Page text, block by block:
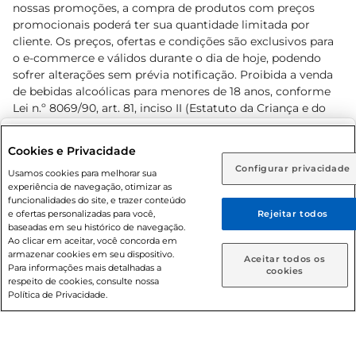
Rio de Janeiro (RJ) Goiás (GO)
Ou
Caso queira comprar online, informe como deseja receber
suas compras:
Entrega em casa Retire em Loja
nossas promoções, a compra de produtos com preços
promocionais poderá ter sua quantidade limitada por
cliente. Os preços, ofertas e condições são exclusivos para
o e-commerce e válidos durante o dia de hoje, podendo
sofrer alterações sem prévia notificação. Proibida a venda
de bebidas alcoólicas para menores de 18 anos, conforme
Lei n.º 8069/90, art. 81, inciso II (Estatuto da Criança e do
Adolescente). Preços e condições exclusivos para o
prévio. O valor mínimo para as compras on-line é de R$
80,00.
© 2026 Copyright. Todos os direitos
reservados Prezunic.
Cookies e Privacidade
Usamos cookies para melhorar sua
experiência de navegação, otimizar as
funcionalidades do site, e trazer conteúdo
e ofertas personalizadas para você,
baseadas em seu histórico de navegação.
Ao clicar em aceitar, você concorda em
armazenar cookies em seu dispositivo.
Para informações mais detalhadas a
respeito de cookies, consulte nossa
Política de Privacidade.
Configurar privacidade
Rejeitar todos
Aceitar todos os
cookies